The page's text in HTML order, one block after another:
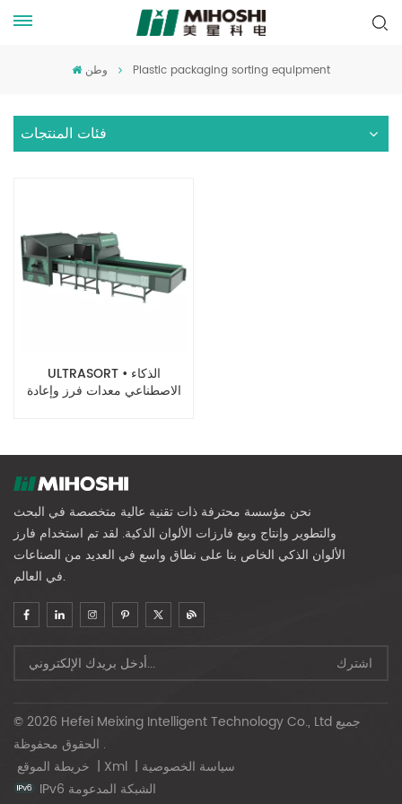
وطن Plastic packaging sorting equipment
فئات المنتجات
ULTRASORT • الذكاء
الاصطناعي معدات فرز وإعادة
نحن مؤسسة محترفة ذات تقنية عالية متخصصة في البحث
والتطوير وإنتاج وبيع فارزات الألوان الذكية. لقد تم استخدام فارز
الألوان الذكي الخاص بنا على نطاق واسع في العديد من الصناعات
في العالم.
© 2026 Hefei Meixing Intelligent Technology Co., Ltd جميع
الحقوق محفوظة .
| Xml | سياسة الخصوصية
IPv6 الشبكة المدعومة